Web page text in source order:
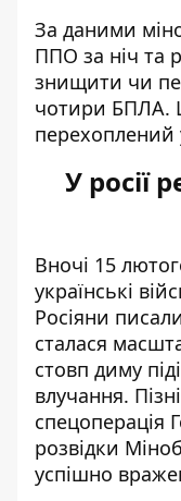
За даними
ППО за ніч та
знищити чи
чотири БПЛА.
перехоплений
У росії
Вночі 15
українські
Росіяни
сталася
стовп диму
влучання.
спецоперація
розвідки
успішно